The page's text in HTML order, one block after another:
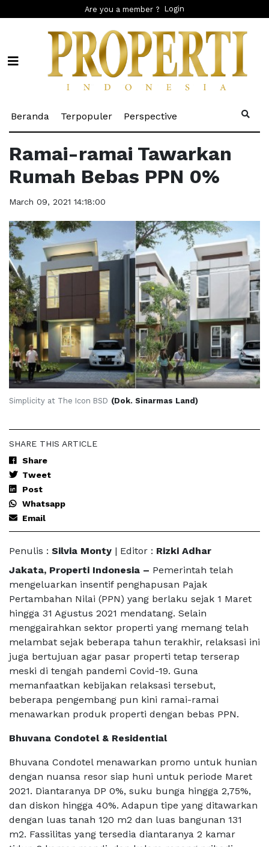
Are you a member ? Login
Beranda (current)
Terpopuler(current)
Perspective
Ramai-ramai Tawarkan
Rumah Bebas PPN 0%
March 09, 2021 14:18:00
Simplicity at The Icon BSD (Dok. Sinarmas Land)
SHARE THIS ARTICLE
Share
Tweet
Post
Whatsapp
Email
Penulis : Silvia Monty | Editor : Rizki Adhar
Jakata, Properti Indonesia – Pemerintah telah
mengeluarkan insentif penghapusan Pajak
Pertambahan Nilai (PPN) yang berlaku sejak 1 Maret
hingga 31 Agustus 2021 mendatang. Selain
menggairahkan sektor properti yang memang telah
melambat sejak beberapa tahun terakhir, relaksasi ini
juga bertujuan agar pasar properti tetap terserap
meski di tengah pandemi Covid-19. Guna
memanfaatkan kebijakan relaksasi tersebut,
beberapa pengembang pun kini ramai-ramai
menawarkan produk properti dengan bebas PPN.
Bhuvana Condotel & Residential
Bhuvana Condotel menawarkan promo untuk hunian
dengan nuansa resor siap huni untuk periode Maret
2021. Diantaranya DP 0%, suku bunga hingga 2,75%,
dan diskon hingga 40%. Adapun tipe yang ditawarkan
dengan luas tanah 120 m2 dan luas bangunan 131
m2. Fassilitas yang tersedia diantaranya 2 kamar